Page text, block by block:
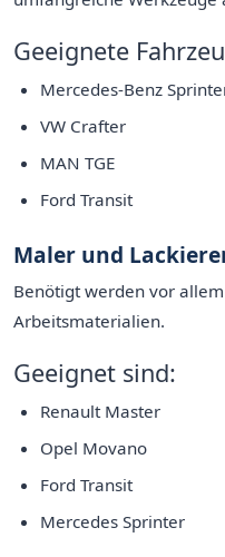
Geeignete
Mercedes-Benz
VW Crafter
MAN TGE
Ford Transit
Maler und
Benötigt werden vor
Arbeitsmaterialien.
Geeignet sind:
Renault Master
Opel Movano
Ford Transit
Mercedes Sprinter